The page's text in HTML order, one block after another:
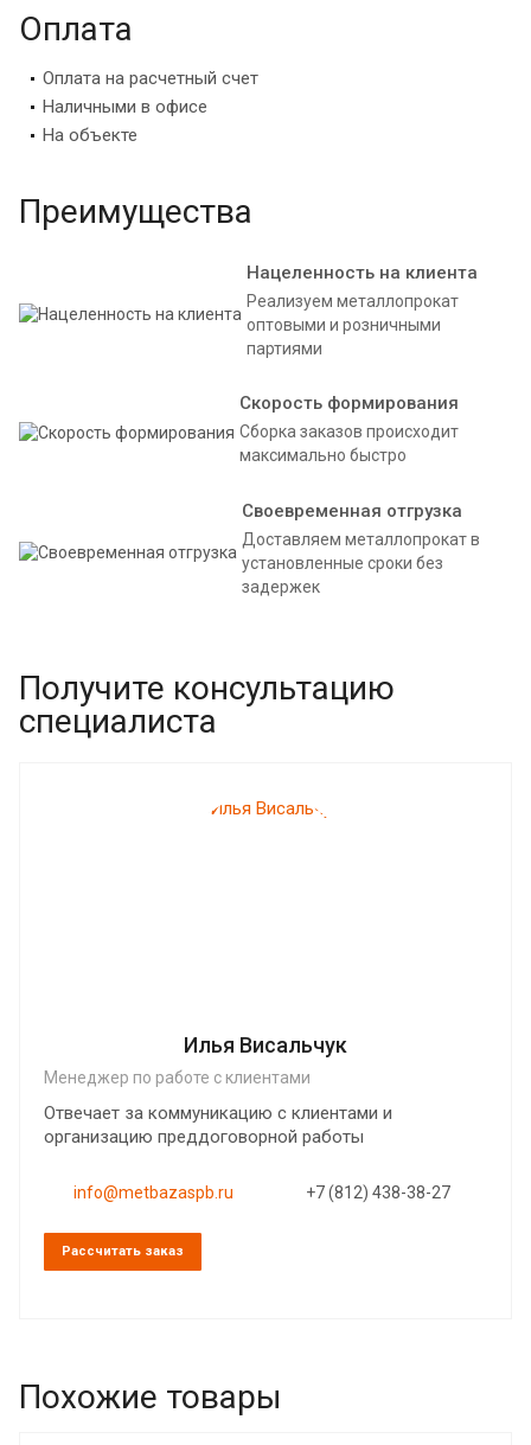
Оплата
Оплата на расчетный счет
Наличными в офисе
На объекте
Преимущества
Нацеленность на клиента
Реализуем металлопрокат
оптовыми и розничными
партиями
Скорость формирования
Сборка заказов происходит
максимально быстро
Своевременная отгрузка
Доставляем металлопрокат в
установленные сроки без
задержек
Получите консультацию
специалиста
Илья Висальчук
Менеджер по работе с клиентами
Отвечает за коммуникацию с клиентами и
организацию преддоговорной работы
info@metbazaspb.ru +7 (812) 438-38-27
Рассчитать заказ
Похожие товары